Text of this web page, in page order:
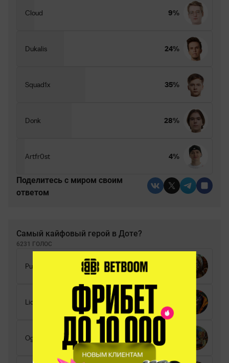
Cloud 9%
Dukalis 24%
Squad1x 35%
Donk 28%
Artfr0st 4%
Поделитесь c миром своим
ответом
Самый кайфовый герой в Доте?
6231 ГОЛОС
Pudge
Lion
Ogre Magi